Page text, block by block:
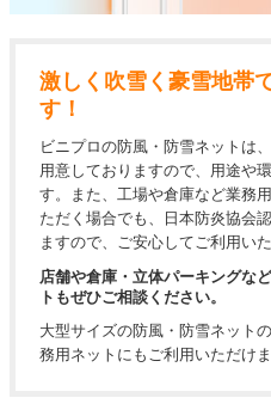
激しく吹雪く豪雪地帯
す！
ビニプロの防風・防雪ネットは
用意しておりますので、用途や
す。また、工場や倉庫など業務
ただく場合でも、日本防炎協会
ますので、ご安心してご利用いた
店舗や倉庫・立体パーキングなど
トもぜひご相談ください。
大型サイズの防風・防雪ネット
務用ネットにもご利用いただけま